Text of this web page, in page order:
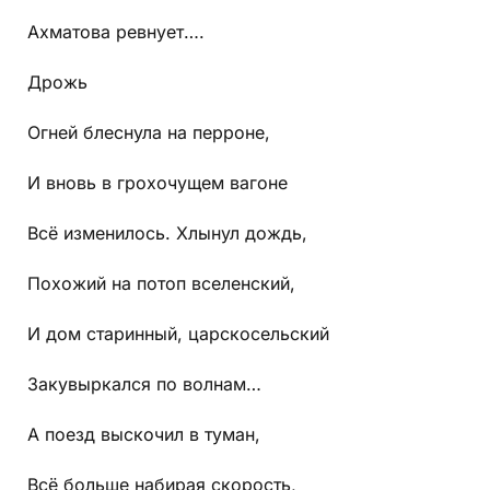
Ахматова ревнует….
Дрожь
Огней блеснула на перроне,
И вновь в грохочущем вагоне
Всё изменилось. Хлынул дождь,
Похожий на потоп вселенский,
И дом старинный, царскосельский
Закувыркался по волнам…
А поезд выскочил в туман,
Всё больше набирая скорость,